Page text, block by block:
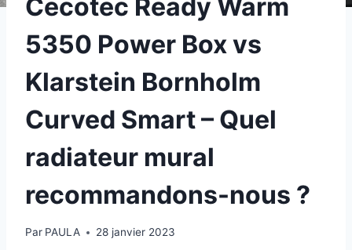
Cecotec Ready Warm
5350 Power Box vs
Klarstein Bornholm
Curved Smart – Quel
radiateur mural
recommandons-nous ?
Par PAULA 28 janvier 2023